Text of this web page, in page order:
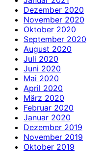
Dezember 2020
November 2020
Oktober 2020
September 2020
August 2020
Juli 2020
Juni 2020
Mai 2020
April 2020
März 2020
Februar 2020
Januar 2020
Dezember 2019
November 2019
Oktober 2019